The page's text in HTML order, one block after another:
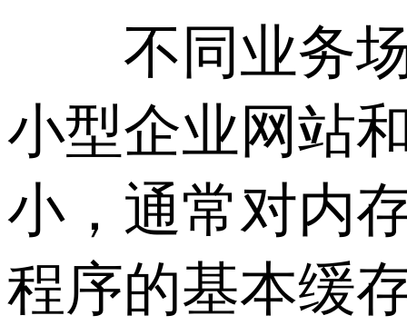
不同业务场
小型企业网站
小，通常对内
程序的基本缓